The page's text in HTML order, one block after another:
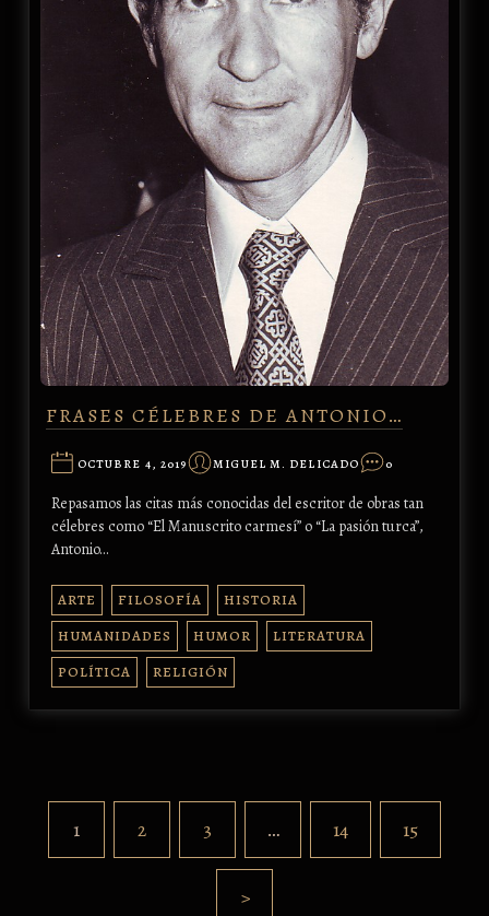
FRASES CÉLEBRES DE ANTONIO…
OCTUBRE 4, 2019 MIGUEL M. DELICADO 0
Repasamos las citas más conocidas del escritor de obras tan
célebres como “El Manuscrito carmesí” o “La pasión turca”,
Antonio…
ARTE FILOSOFÍA
HISTORIA
HUMANIDADES
HUMOR
LITERATURA
POLÍTICA
RELIGIÓN
1 2 3 … 14 15
>